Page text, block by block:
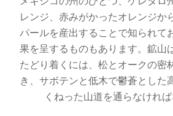
レンジ、赤みがかったオレンジか
パールを産出することで知られて
果を呈するものもあります。鉱山
たどり着くには、松とオークの密
き、サボテンと低木で鬱蒼とした
くねった山道を通らなければ